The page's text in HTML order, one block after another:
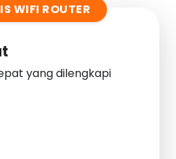
WIFI ROUTER
yang dilengkapi